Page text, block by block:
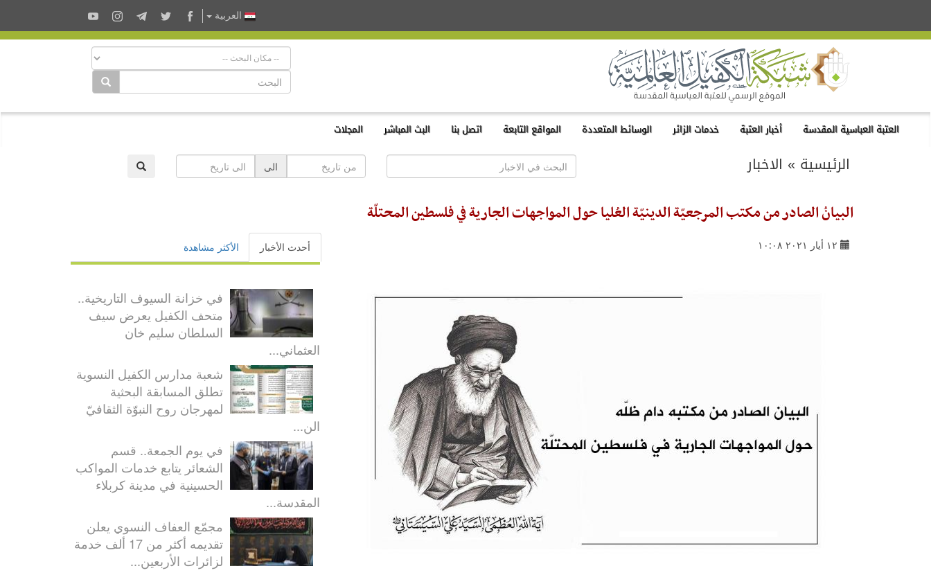
العربية
العتبة العباسية المقدسة أخبار العتبة خدمات الزائر الوسائط المتعددة المواقع التابعة اتصل بنا البث المباشر المجلات
الرئيسية » الاخبار الى
البيانُ الصادر من مكتب المرجعيّة الدينيّة العُليا حول المواجهات الجارية في فلسطين المحتلّة
١٢ أيار ٢٠٢١ ١٠:٠٨ أحدث الأخبار الأكثر مشاهدة
في خزانة السيوف التاريخية..
متحف الكفيل يعرض سيف
السلطان سليم خان
العثماني...
شعبة مدارس الكفيل النسوية
تطلق المسابقة البحثية
لمهرجان روح النبوّة الثقافيّ
الن...
في يوم الجمعة.. قسم
الشعائر يتابع خدمات المواكب
الحسينية في مدينة كربلاء
المقدسة...
مجمّع العفاف النسوي يعلن
تقديمه أكثر من 17 ألف خدمة
لزائرات الأربعين...